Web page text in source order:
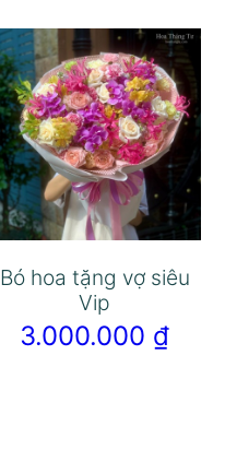
Bó hoa tặng vợ siêu
Vip
3.000.000 ₫